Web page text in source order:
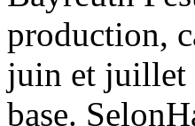
production,
juin et juillet
base.